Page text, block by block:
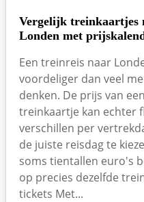
Vergelijk treinkaartjes
Londen met
Een treinreis naar
voordeliger dan veel
denken. De prijs van een
treinkaartje kan echter
verschillen per
de juiste reisdag te
soms tientallen euro's
op precies dezelfde
tickets Met...